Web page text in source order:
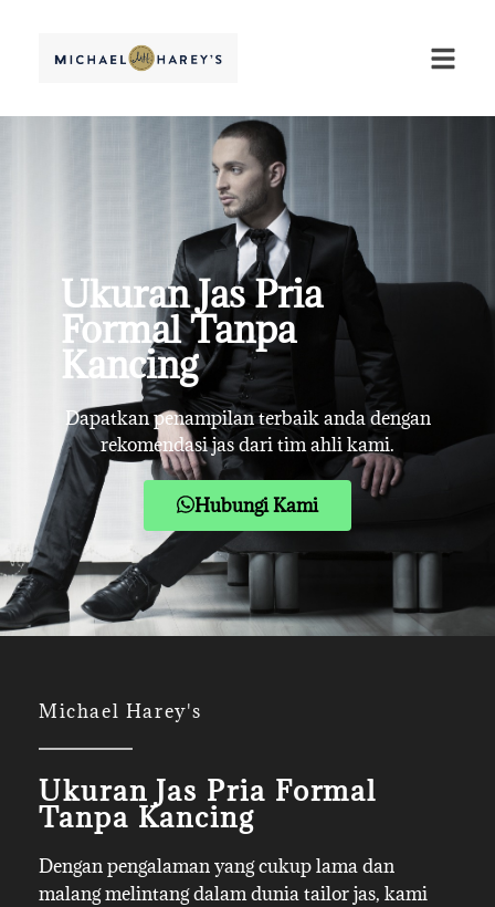
Ukuran Jas Pria
Formal Tanpa
Kancing
Dapatkan penampilan terbaik anda dengan
rekomendasi jas dari tim ahli kami.
Hubungi Kami
Michael Harey's
Ukuran Jas Pria Formal
Tanpa Kancing
Dengan pengalaman yang cukup lama dan
malang melintang dalam dunia tailor jas, kami